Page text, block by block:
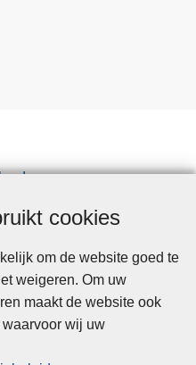
cookies
om de website goed te
weigeren. Om uw
maakt de website ook
wij uw